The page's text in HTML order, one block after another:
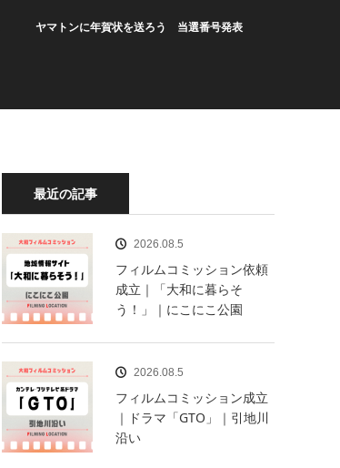
ヤマトンに年賀状を送ろう 当選番号発表
最近の記事
2026.08.5
フィルムコミッション依頼
成立｜「大和に暮らそ
う！」｜にこにこ公園
2026.08.5
フィルムコミッション成立
｜ドラマ「GTO」｜引地川
沿い